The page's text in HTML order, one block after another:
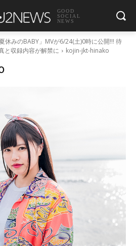
GOOD
SOCIAL
NEWS
休みのBABY」MVが6/24(土)0時に公開!!! 待
と収録内容が解禁に
kojin-jkt-hinako